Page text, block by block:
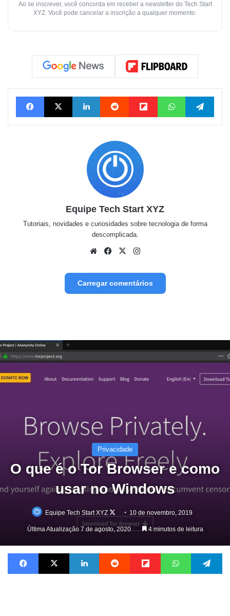
Ao se inscrever, você concorda em receber a newsletter do Tech Start
XYZ. Você pode cancelar a inscrição a qualquer momento.
Facebook X Linkedin Reddit Flipboard WhatsApp
Equipe Tech Start XYZ
Tutoriais, novidades e curiosidades sobre tecnologia de forma
descomplicada.
We
e
Fa
ook
X
am
Carregar comentários